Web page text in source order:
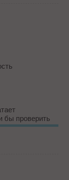
бы проверить
который они